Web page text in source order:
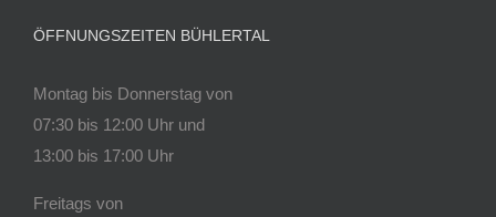
ÖFFNUNGSZEITEN BÜHLERTAL
Montag bis Donnerstag von
07:30 bis 12:00 Uhr und
13:00 bis 17:00 Uhr
Freitags von